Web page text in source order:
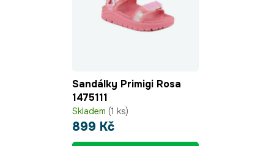
Sandálky Primigi Rosa
1475111
Skladem (1 ks)
899 Kč